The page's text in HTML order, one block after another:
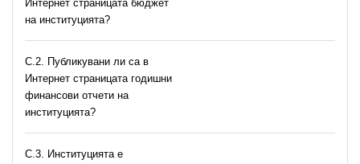
Интернет страницата бюджет
на институцията?
C.2. Публикувани ли са в
Интернет страницата годишни
финансови отчети на
институцията?
C.3. Институцията е